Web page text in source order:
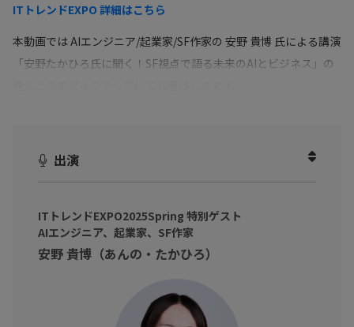
ITトレンドEXPO 詳細はこちら
本動画では AIエンジニア/起業家/SF作家の 安野 貴博 氏による講演
「安野たかひろ氏に聞く！SF視点で語る未来のAIとビジネス」の
出演
ITトレンドEXPO2025Spring 特別ゲスト
AIエンジニア、起業家、SF作家
安野 貴博（あんの・たかひろ）